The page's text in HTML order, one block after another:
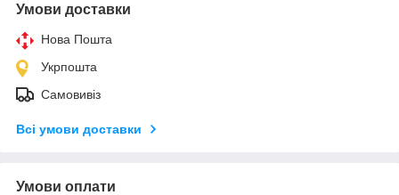
Умови доставки
Нова Пошта
Укрпошта
Самовивіз
Всі умови доставки
Умови оплати